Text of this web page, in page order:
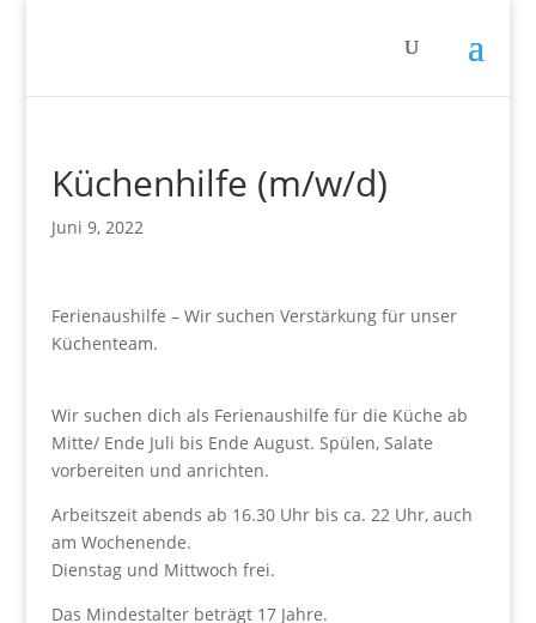
Küchenhilfe (m/w/d)
Juni 9, 2022
Ferienaushilfe – Wir suchen Verstärkung für unser
Küchenteam.
Wir suchen dich als Ferienaushilfe für die Küche ab
Mitte/ Ende Juli bis Ende August. Spülen, Salate
vorbereiten und anrichten.
Arbeitszeit abends ab 16.30 Uhr bis ca. 22 Uhr, auch
am Wochenende.
Dienstag und Mittwoch frei.
Das Mindestalter beträgt 17 Jahre.